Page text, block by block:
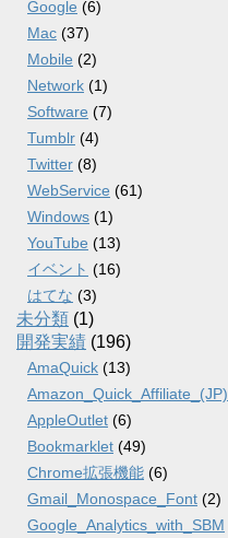
Google (6)
Mac (37)
Mobile (2)
Network (1)
Software (7)
Tumblr (4)
Twitter (8)
WebService (61)
Windows (1)
YouTube (13)
イベント (16)
はてな (3)
未分類 (1)
開発実績 (196)
AmaQuick (13)
Amazon_Quick_Affiliate_(JP)
AppleOutlet (6)
Bookmarklet (49)
Chrome拡張機能 (6)
Gmail_Monospace_Font (2)
Google_Analytics_with_SBM